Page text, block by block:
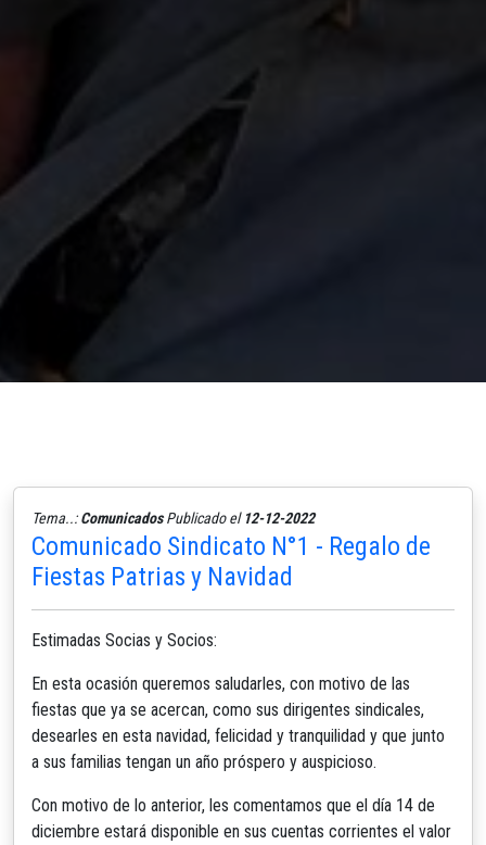
Tema..:ComunicadosPublicado el 12-12-2022
Comunicado Sindicato N°1 - Regalo de
Fiestas Patrias y Navidad
Estimadas Socias y Socios:
En esta ocasión queremos saludarles, con motivo de las
fiestas que ya se acercan, como sus dirigentes sindicales,
desearles en esta navidad, felicidad y tranquilidad y que junto
a sus familias tengan un año próspero y auspicioso.
Con motivo de lo anterior, les comentamos que el día 14 de
diciembre estará disponible en sus cuentas corrientes el valor